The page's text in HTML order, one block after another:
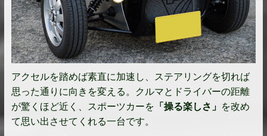
アクセルを踏めば素直に加速し、ステアリングを切れば
思った通りに向きを変える。クルマとドライバーの距離
が驚くほど近く、スポーツカーを 「操る楽しさ」 を改め
て思い出させてくれる一台です。